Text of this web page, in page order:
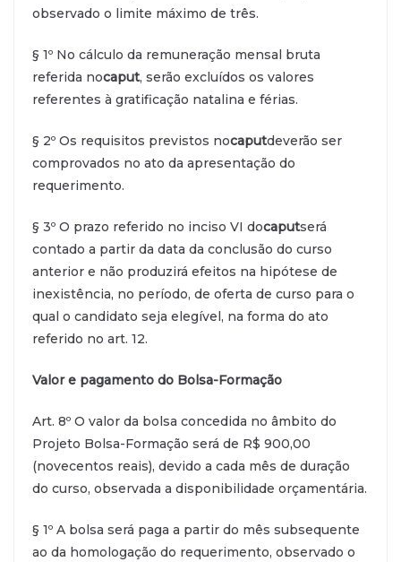
observado o limite máximo de três.
§ 1º No cálculo da remuneração mensal bruta
referida nocaput, serão excluídos os valores
referentes à gratificação natalina e férias.
§ 2º Os requisitos previstos nocaputdeverão ser
comprovados no ato da apresentação do
requerimento.
§ 3º O prazo referido no inciso VI docaputserá
contado a partir da data da conclusão do curso
anterior e não produzirá efeitos na hipótese de
inexistência, no período, de oferta de curso para o
qual o candidato seja elegível, na forma do ato
referido no art. 12.
Valor e pagamento do Bolsa-Formação
Art. 8º O valor da bolsa concedida no âmbito do
Projeto Bolsa-Formação será de R$ 900,00
(novecentos reais), devido a cada mês de duração
do curso, observada a disponibilidade orçamentária.
§ 1º A bolsa será paga a partir do mês subsequente
ao da homologação do requerimento, observado o